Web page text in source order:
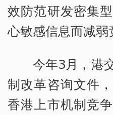
效防范研发密集
心敏感信息而减弱
今年3月，港
制改革咨询文件
香港上市机制竞